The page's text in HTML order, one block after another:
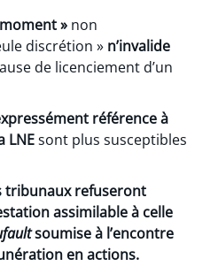
» non
discrétion » n’invalide
de licenciement d’un
référence à
LNEsont plus susceptibles
tribunaux refuseront
assimilable à celle
soumise à l’encontre
en actions.